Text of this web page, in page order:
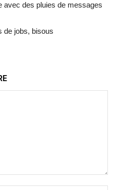
avec des pluies de messages
de jobs, bisous